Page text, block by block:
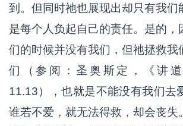
到。但同时祂也展现出却只有我们
是每个人负起自己的责任。是的，
们的时候并没有我们，但祂拯救我
们（参阅：圣奥斯定，《讲道
11.13），也就是不能没有我们去
谁若不爱，就无法得救，却会丧失